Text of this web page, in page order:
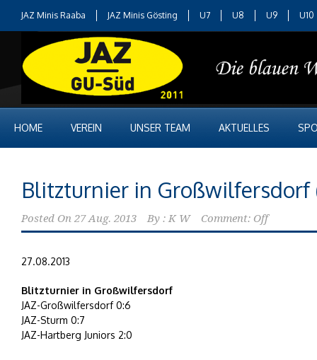
JAZ Minis Raaba JAZ Minis Gösting U7 U8 U9 U10
HOME VEREIN UNSER TEAM AKTUELLES
Blitzturnier in Großwilfersdorf
Posted On 27 Aug. 2013 By : K W Comment: Off
27.08.2013
Blitzturnier in Großwilfersdorf
JAZ-Großwilfersdorf 0:6
JAZ-Sturm 0:7
JAZ-Hartberg Juniors 2:0